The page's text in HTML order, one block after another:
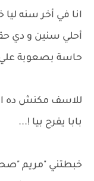
انا في أخر سنه
أحلي سنين و دي
حاسة بصعوبة علي
للاسف مكنش ده
بابا يفرح بيا !...
خبطتني "مريم